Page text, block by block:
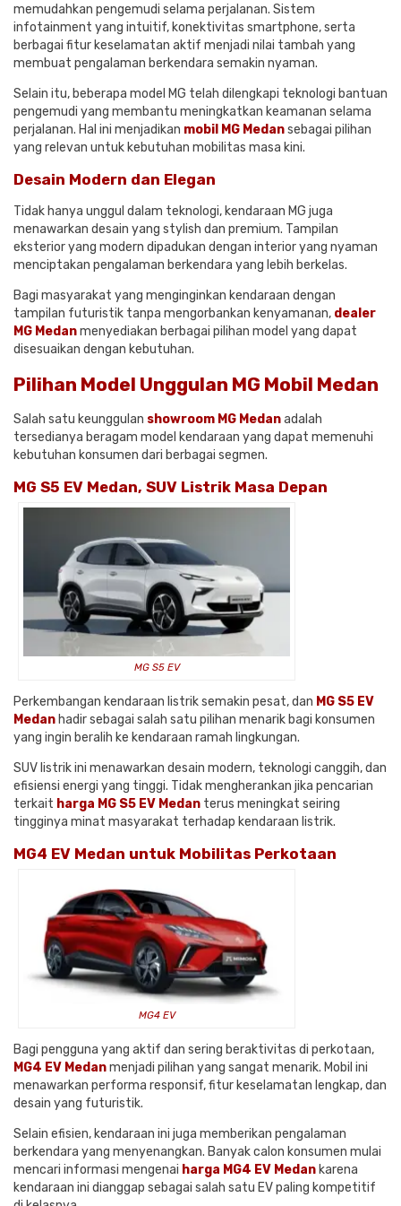
memudahkan pengemudi selama perjalanan. Sistem
infotainment yang intuitif, konektivitas smartphone, serta
berbagai fitur keselamatan aktif menjadi nilai tambah yang
membuat pengalaman berkendara semakin nyaman.
Selain itu, beberapa model MG telah dilengkapi teknologi bantuan
pengemudi yang membantu meningkatkan keamanan selama
perjalanan. Hal ini menjadikan mobil MG Medansebagai pilihan
yang relevan untuk kebutuhan mobilitas masa kini.
Desain Modern dan Elegan
Tidak hanya unggul dalam teknologi, kendaraan MG juga
menawarkan desain yang stylish dan premium. Tampilan
eksterior yang modern dipadukan dengan interior yang nyaman
menciptakan pengalaman berkendara yang lebih berkelas.
Bagi masyarakat yang menginginkan kendaraan dengan
tampilan futuristik tanpa mengorbankan kenyamanan, dealer
MG Medanmenyediakan berbagai pilihan model yang dapat
disesuaikan dengan kebutuhan.
Pilihan Model Unggulan MG Mobil Medan
Salah satu keunggulan showroom MG Medanadalah
tersedianya beragam model kendaraan yang dapat memenuhi
kebutuhan konsumen dari berbagai segmen.
MG S5 EV Medan, SUV Listrik Masa Depan
MG S5 EV
Perkembangan kendaraan listrik semakin pesat, dan MG S5 EV
Medan hadir sebagai salah satu pilihan menarik bagi konsumen
yang ingin beralih ke kendaraan ramah lingkungan.
SUV listrik ini menawarkan desain modern, teknologi canggih, dan
efisiensi energi yang tinggi. Tidak mengherankan jika pencarian
terkait harga MG S5 EV Medan terus meningkat seiring
tingginya minat masyarakat terhadap kendaraan listrik.
MG4 EV Medan untuk Mobilitas Perkotaan
MG4 EV
Bagi pengguna yang aktif dan sering beraktivitas di perkotaan,
MG4 EV Medanmenjadi pilihan yang sangat menarik. Mobil ini
menawarkan performa responsif, fitur keselamatan lengkap, dan
desain yang futuristik.
Selain efisien, kendaraan ini juga memberikan pengalaman
berkendara yang menyenangkan. Banyak calon konsumen mulai
mencari informasi mengenai harga MG4 EV Medan karena
kendaraan ini dianggap sebagai salah satu EV paling kompetitif